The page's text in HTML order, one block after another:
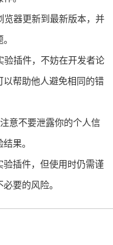
器更新到最新版本，并
插件，不妨在开发者论
帮助他人避免相同的错
意不要泄露你的个人信
果。
插件，但使用时仍需谨
要的风险。